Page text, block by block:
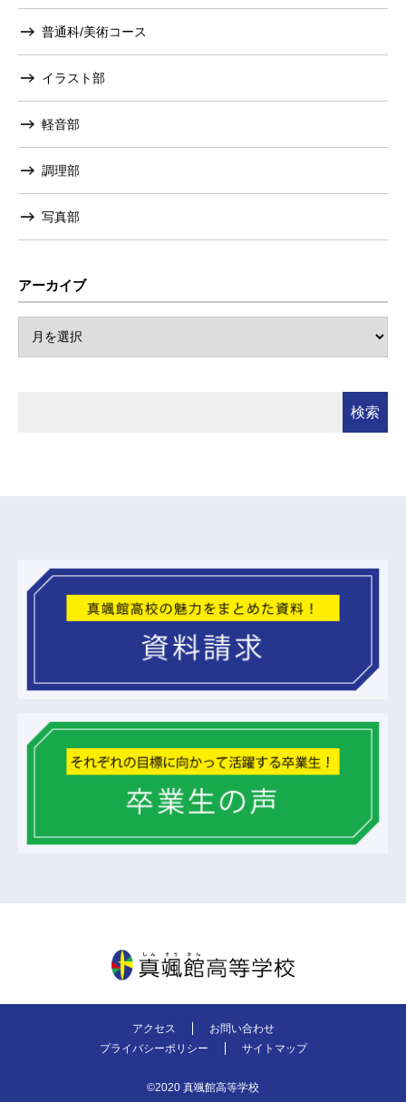
普通科/美術コース
イラスト部
軽音部
調理部
写真部
アーカイブ
アクセス
お問い合わせ
プライバシーポリシー
サイトマップ
©2020 真颯館高等学校